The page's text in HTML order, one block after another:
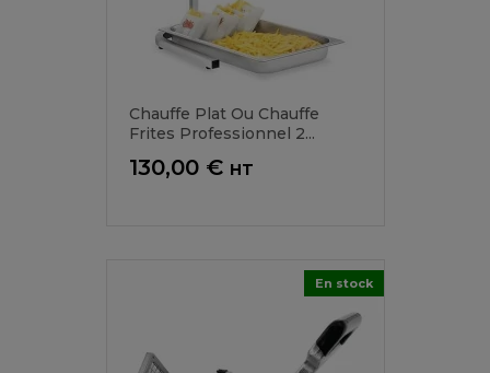
Chauffe Plat Ou Chauffe
Frites Professionnel 2...
Prix
130,00 € HT
En stock